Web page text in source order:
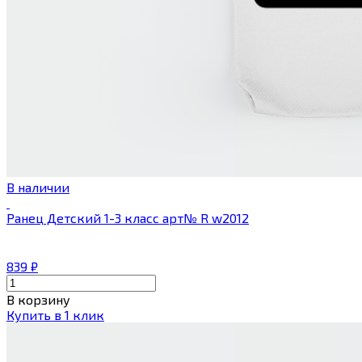
В наличии
Ранец Детский 1-3 класс арт№ R w2012
839 ₽
В корзину
Купить в 1 клик